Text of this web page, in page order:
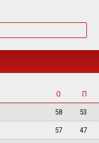
О
П
58
53
57
47